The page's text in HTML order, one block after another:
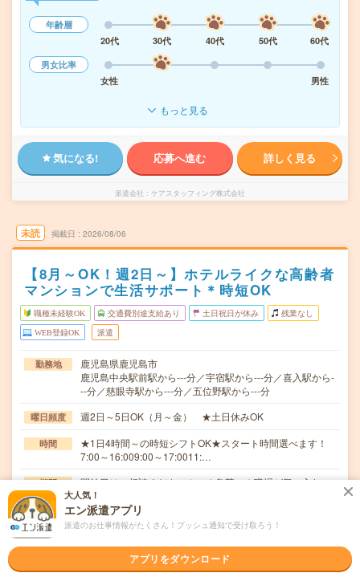
年齢層
20代
30代 40代 50代
60代
男女比率
女性
男性
もっと見る
気になる! 応募へ進む 詳しく見る
派遣会社 ケアスタッフィング株式会社
未読 掲載日 2026/08/06
【8月～OK！週2日～】ホテルライクな高齢者
マンションで生活サポート＊時短OK
職種未経験OK 交通費別途支給あり 土日祝日が休み 残業なし
WEB登録OK 派遣
勤務地
鹿児島県鹿児島市
鹿児島中央駅前駅から---分／宇宿駅から---分／喜入駅から-
--分／慈眼寺駅から---分／五位野駅から---分
曜日頻度 週2日～5日OK（月～金） ★土日休みOK
時間
★1日4時間～の時短シフトOK★スタート時間選べます！
7:00～16:009:00～17:0011:…
期間
開始日はご相談ください！ ★急募 ★職場が気に入れ
ば、長期でも働けます！
時給
無資格未経験：時給1350円～ 経験者：時給1400円～★
時は手続き完了次第のお支払いとなります。
交通費
大人気！
エン派遣アプリ
派遣のお仕事情報がたくさん！プッシュ通知で受け取ろう！
アプリをダウンロード